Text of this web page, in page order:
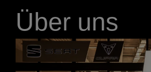
Über uns